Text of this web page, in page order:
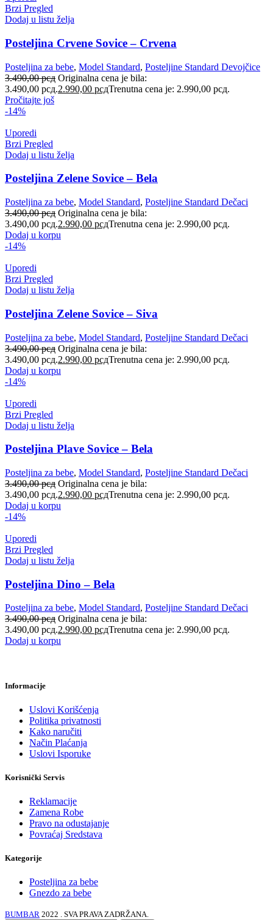
Brzi Pregled
Dodaj u listu želja
Posteljina Crvene Sovice – Crvena
Posteljina za bebe, Model Standard, Posteljine Standard Devojčice
3.490,00рсд Originalna cena je bila:
3.490,00 рсд.2.990,00 рсдTrenutna cena je: 2.990,00 рсд.
Pročitajte još
-14%
Uporedi
Brzi Pregled
Dodaj u listu želja
Posteljina Zelene Sovice – Bela
Posteljina za bebe, Model Standard, Posteljine Standard Dečaci
3.490,00рсд Originalna cena je bila:
3.490,00 рсд.2.990,00 рсдTrenutna cena je: 2.990,00 рсд.
Dodaj u korpu
-14%
Uporedi
Brzi Pregled
Dodaj u listu želja
Posteljina Zelene Sovice – Siva
Posteljina za bebe, Model Standard, Posteljine Standard Dečaci
3.490,00рсд Originalna cena je bila:
3.490,00 рсд.2.990,00 рсдTrenutna cena je: 2.990,00 рсд.
Dodaj u korpu
-14%
Uporedi
Brzi Pregled
Dodaj u listu želja
Posteljina Plave Sovice – Bela
Posteljina za bebe, Model Standard, Posteljine Standard Dečaci
3.490,00рсд Originalna cena je bila:
3.490,00 рсд.2.990,00 рсдTrenutna cena je: 2.990,00 рсд.
Dodaj u korpu
-14%
Uporedi
Brzi Pregled
Dodaj u listu želja
Posteljina Dino – Bela
Posteljina za bebe, Model Standard, Posteljine Standard Dečaci
3.490,00рсд Originalna cena je bila:
3.490,00 рсд.2.990,00 рсдTrenutna cena je: 2.990,00 рсд.
Dodaj u korpu
Informacije
Uslovi Korišćenja
Politika privatnosti
Kako naručiti
Način Plaćanja
Uslovi Isporuke
Korisnički Servis
Reklamacije
Zamena Robe
Pravo na odustajanje
Povraćaj Sredstava
Kategorije
Posteljina za bebe
Gnezdo za bebe
BUMBAR 2022 . SVA PRAVA ZADRŽANA.